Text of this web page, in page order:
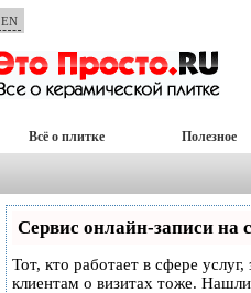
EN
Всё о плитке Полезное
Сервис онлайн-записи на
Тот, кто работает в сфере
клиентам о визитах тоже.